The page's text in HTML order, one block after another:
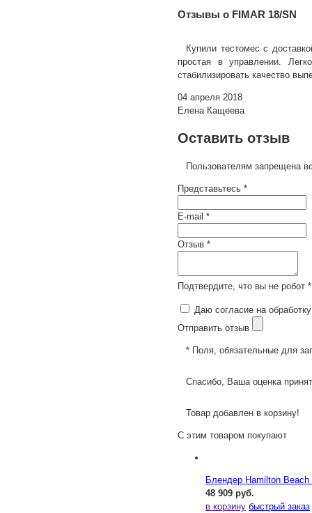
Отзывы о FIMAR 18/SN
Купили тестомес с
простая в управлении.
стабилизировать качество
04 апреля 2018
Елена Кащеева
Оставить отзыв
Пользователям запрещена
Представьтесь *
E-mail *
Отзыв *
Подтвердите, что вы не робот *
Даю согласие на
Отправить отзыв
* Поля, обязательные для
Спасибо, Ваша оценка
Товар добавлен в корзину!
С этим товаром покупают
Блендер Hamilton Beach
48 909 руб.
в корзину быстрый заказ